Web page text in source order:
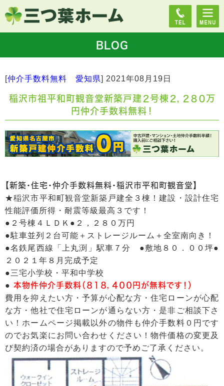
BLOG
[仲介手数料無料 愛知県] 2021年08月19日
稲沢市祖平和町観音堂新築戸建２号棟２，２８０万
円仲介手数料無料！
【新築・住宅・仲介手数料無料・稲沢市平和町観音堂】
★稲沢市平和町観音堂新築戸建全３棟！建設・設計住宅
性能評価所得・耐震等級最高３です！
●２号棟４ＬＤＫ●２，２８０万円
●駐車並列２台可能＋ストレージルーム＋全室南向き！
●名鉄尾西線「上丸渕」駅車７分 ●敷地８０．００坪●
２０２１年８月完成予定
●三宅小学校・平和中学校
● 本物件仲介手数料（８１８，４００円が無料です！）
費用を抑えたい方・予算が心配な方・住宅ローンが心配
な方・他社で住宅ローンが通らない方・是非ご相談下さ
い！ホームページ掲載以外の物件も仲介手数料０円です
のでお気楽にお問い合わせください！物件価格の変更及
び契約済の場合がありますので予めご了承ください。